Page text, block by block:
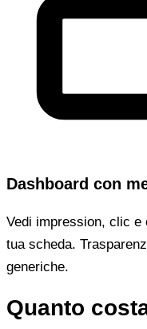
Dashboard con
Vedi impression, clic
tua scheda.
generiche.
Quanto